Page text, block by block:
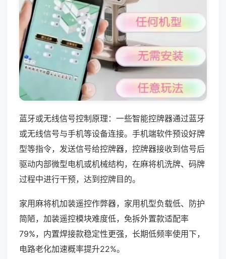
蓝牙或无线信号控制原理：一些智能控牌器通过蓝牙
或无线信号与手机等设备连接。手机端软件预设好牌
型等指令，发送信号给控牌器，控牌器接收到信号后
驱动内部微型电机或机械结构，在麻将机洗牌、码牌
过程中进行干预，达到控牌目的。
家用麻将机加装遥控作弊器，家用机型负载低、防护
简陋，加装遥控模块难度低，免拆外置款适配率
79%，内置焊接款稳定性更强，长期低频率使用下，
电路老化加速概率提升22%。